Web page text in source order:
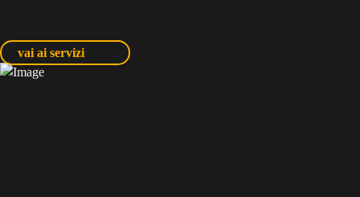
vai ai servizi